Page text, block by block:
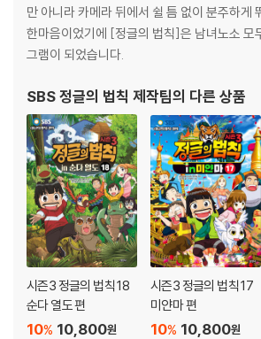
정글의 법칙 (6) 파타고니아의 진기한 동물들
부록 [네가 가고 싶은 곳은 어디니?]
만 아니라 카메라 뒤에서 쉴 틈 없이 분주하게
한마음이었기에 [정글의 법칙]은 남녀노소 모
그램이 되었습니다.
SBS 정글의 법칙 제작팀의 다른 상품
시즌3 정글의 법칙 18
순다 열도 편
10,800원
10%
시즌3 정글의 법칙 17
미얀마 편
10,800원
10%